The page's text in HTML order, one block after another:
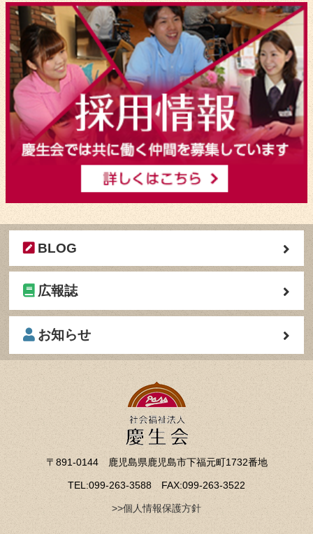
BLOG
広報誌
お知らせ
〒891-0144 鹿児島県鹿児島市下福元町1732番地
TEL:099-263-3588 FAX:099-263-3522
>>個人情報保護方針